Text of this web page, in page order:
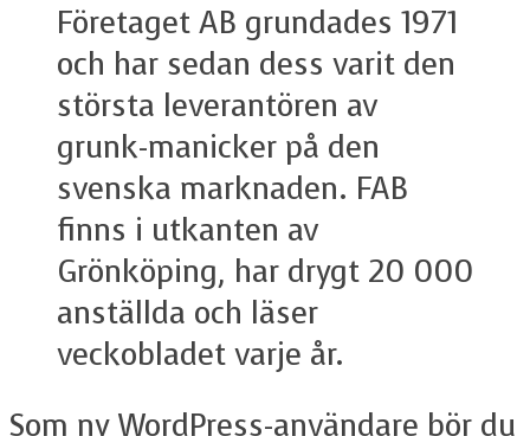
Företaget AB grundades 1971
och har sedan dess varit den
största leverantören av
grunk-manicker på den
svenska marknaden. FAB
finns i utkanten av
Grönköping, har drygt 20 000
anställda och läser
veckobladet varje år.
Som ny WordPress-användare bör du